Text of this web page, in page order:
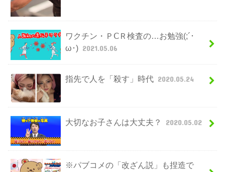
ワクチン・ＰⅭＲ検査の…お勉強(;´･
ω･) 2021.05.06
指先で人を「殺す」時代 2020.05.24
大切なお子さんは大丈夫？ 2020.05.02
※パブコメの「改ざん説」も捏造で